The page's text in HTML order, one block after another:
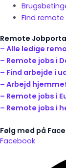
Find remote
Remote
– Alle ledige
– Remote jobs i
– Find arbejde i
– Arbejd
– Remote jobs i
– Remote jobs i
Følg med på
Facebook